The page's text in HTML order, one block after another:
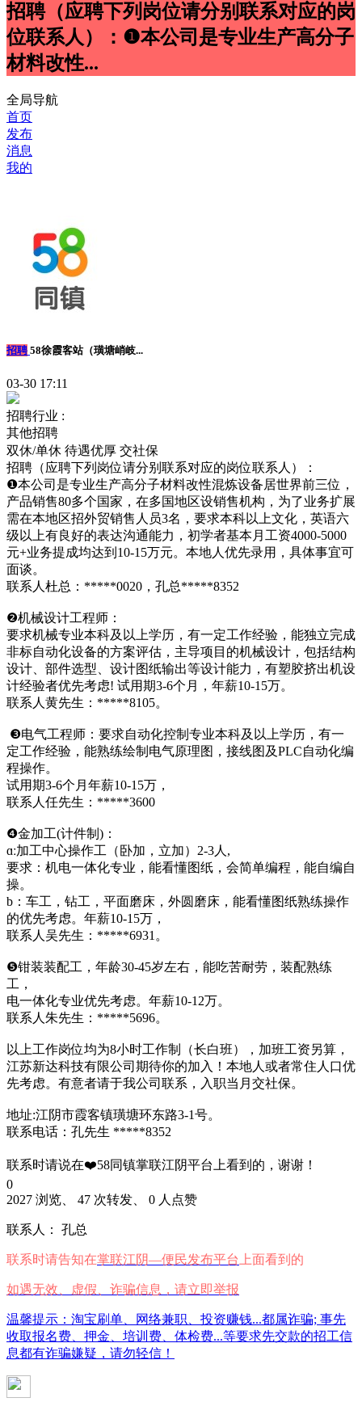
招聘（应聘下列岗位请分别联系对应的岗
位联系人）：❶本公司是专业生产高分子
材料改性...
全局导航
首页
发布
消息
我的
招聘 58徐霞客站（璜塘峭岐...
03-30 17:11
招聘行业 :
其他招聘
双休/单休 待遇优厚 交社保
招聘（应聘下列岗位请分别联系对应的岗位联系人）：
❶本公司是专业生产高分子材料改性混炼设备居世界前三位，
产品销售80多个国家，在多国地区设销售机构，为了业务扩展
需在本地区招外贸销售人员3名，要求本科以上文化，英语六
级以上有良好的表达沟通能力，初学者基本月工资4000-5000
元+业务提成均达到10-15万元。本地人优先录用，具体事宜可
面谈。
联系人杜总：*****0020，孔总*****8352
❷机械设计工程师：
要求机械专业本科及以上学历，有一定工作经验，能独立完成
非标自动化设备的方案评估，主导项目的机械设计，包括结构
设计、部件选型、设计图纸输出等设计能力，有塑胶挤出机设
计经验者优先考虑! 试用期3-6个月，年薪10-15万。
联系人黄先生：*****8105。
❸电气工程师：要求自动化控制专业本科及以上学历，有一
定工作经验，能熟练绘制电气原理图，接线图及PLC自动化编
程操作。
试用期3-6个月年薪10-15万，
联系人任先生：*****3600
❹金加工(计件制)：
ɑː加工中心操作工（卧加，立加）2-3人,
要求：机电一体化专业，能看懂图纸，会简单编程，能自编自
操。
b：车工，钻工，平面磨床，外圆磨床，能看懂图纸熟练操作
的优先考虑。年薪10-15万，
联系人吴先生：*****6931。
❺钳装装配工，年龄30-45岁左右，能吃苦耐劳，装配熟练
工，
电一体化专业优先考虑。年薪10-12万。
联系人朱先生：*****5696。
以上工作岗位均为8小时工作制（长白班），加班工资另算，
江苏新达科技有限公司期待你的加入！本地人或者常住人口优
先考虑。有意者请于我公司联系，入职当月交社保。
地址:江阴市霞客镇璜塘环东路3-1号。
联系电话：孔先生 *****8352
联系时请说在❤️58同镇掌联江阴平台上看到的，谢谢！
0
2027 浏览、 47 次转发、 0 人点赞
联系人： 孔总
联系时请告知在掌联江阴—便民发布平台 上面看到的
如遇无效、虚假、诈骗信息，请立即举报
温馨提示：淘宝刷单、网络兼职、投资赚钱...都属诈骗; 事先
收取报名费、押金、培训费、体检费...等要求先交款的招工信
息都有诈骗嫌疑，请勿轻信！